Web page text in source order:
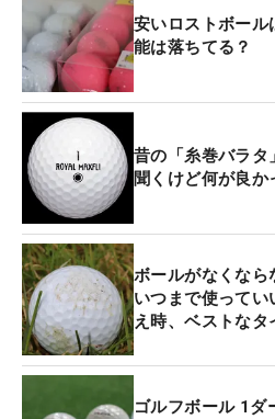
安いロストボール
能は落ちてる？
昔の「糸巻バラタ
聞くけど何が良か
ボールがなくなら
いつまで使って
え時、ベストなタ
ゴルフボール 1